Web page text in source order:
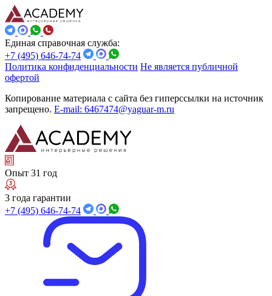
Единая справочная служба:
+7 (495) 646-74-74
Политика конфиденциальности Не является публичной
офертой
Копирование материала с сайта без гиперссылки на источник
запрещено. E-mail: 6467474@yaguar-m.ru
Опыт 31 год
3 года гарантии
+7 (495) 646-74-74